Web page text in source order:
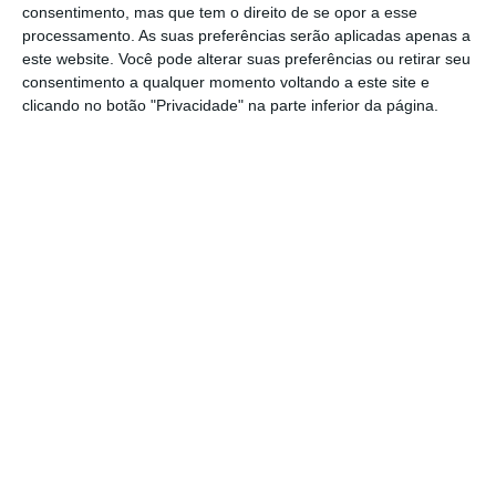
consentimento, mas que tem o direito de se opor a esse
processamento. As suas preferências serão aplicadas apenas a
este website. Você pode alterar suas preferências ou retirar seu
consentimento a qualquer momento voltando a este site e
clicando no botão "Privacidade" na parte inferior da página.
Tábua rasa da Troika